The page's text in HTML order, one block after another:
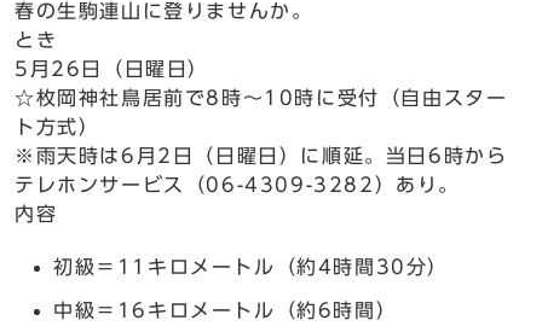
春の生駒連山に登りませんか。
とき
5月26日（日曜日）
☆枚岡神社鳥居前で8時～10時に受付（自由スター
ト方式）
※雨天時は6月2日（日曜日）に順延。当日6時から
テレホンサービス（06-4309-3282）あり。
内容
初級＝11キロメートル（約4時間30分）
中級＝16キロメートル（約6時間）